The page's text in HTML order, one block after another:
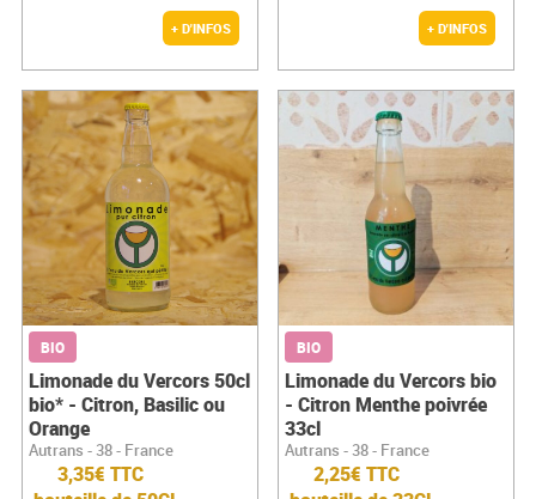
+ D'INFOS + D'INFOS
BIO
Limonade du Vercors 50cl
bio* - Citron, Basilic ou
Orange
Autrans - 38 - France
3,35€ TTC
BIO
Limonade du Vercors bio
- Citron Menthe poivrée
33cl
Autrans - 38 - France
2,25€ TTC